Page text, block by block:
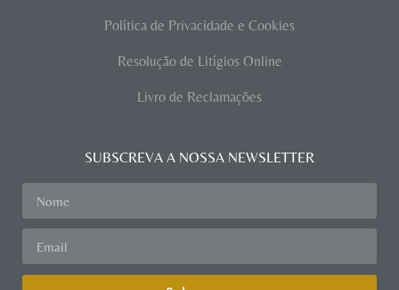
Política de Privacidade e Cookies
Resolução de Litígios Online
Livro de Reclamações
SUBSCREVA A NOSSA NEWSLETTER